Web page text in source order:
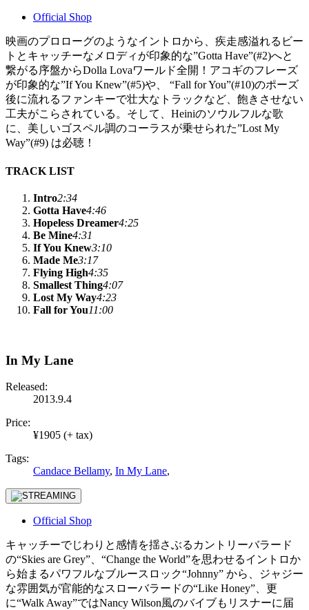
Official Shop
映画のプロローグのようなイントロから、疾走感溢れるビー
トとキャッチーなメロディが印象的な”Gotta Have”(#2)へと
繋がる序盤からDolla Lovaワールド全開！アコギのフレーズ
が印象的な”If You Knew”(#5)や、 “Fall for You”(#10)のポーズ
後に流れるファンキーで壮大なトラックなど、飽きさせない
工夫がこらされている。そして、Heiniのソウルフルな歌
に、美しいゴスペル調のコーラスが乗せられた”Lost My
Way”(#9) は必聴！
TRACK LIST
Intro2:34
Gotta Have4:46
Hopeless Dreamer4:25
Be Mine4:31
If You Knew3:10
Made Me3:17
Flying High4:35
Smallest Thing4:07
Lost My Way4:23
Fall for You11:00
In My Lane
Released:
2013.9.4
Price:
¥1905 (+ tax)
Tags:
Candace Bellamy, In My Lane,
Official Shop
キャッチーでじわりと感情を揺さぶるカントリーバラード
の“Skies are Grey”、“Change the World”を思わせるイントロか
ら始まるパワフルなブルースロック“Johnny” から、ジャジー
な雰囲気が官能的なスローバラードの“Like Honey”、更
に“Walk Away”ではNancy Wilson風のバイブもリスナーに届